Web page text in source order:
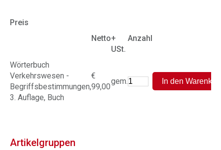
Preis
Netto+
USt.
Anzahl
Wörterbuch
Verkehrswesen -
Begriffsbestimmungen,
3. Auflage, Buch
€
99,00
gem.
Artikelgruppen